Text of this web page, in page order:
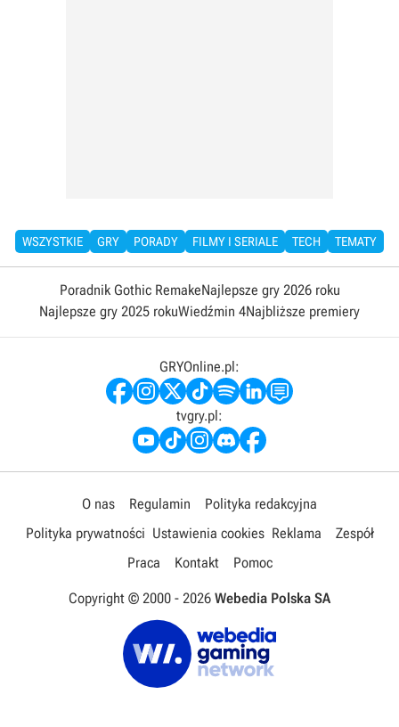
WSZYSTKIE GRY PORADY FILMY I SERIALE TECH TEMATY
Poradnik Gothic RemakeNajlepsze gry 2026 roku
Najlepsze gry 2025 rokuWiedźmin 4Najbliższe premiery
GRYOnline.pl:
tvgry.pl:
O nas Regulamin
Polityka redakcyjna
Polityka prywatności Ustawienia cookies Reklama
Zespół
Praca
Kontakt Pomoc
Copyright © 2000 - 2026 Webedia Polska SA